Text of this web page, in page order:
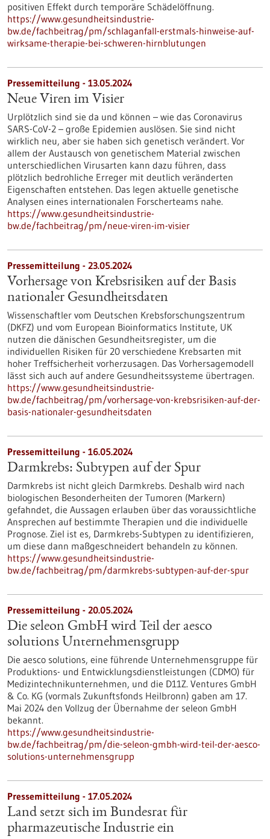
positiven Effekt durch temporäre Schädelöffnung.
https://www.gesundheitsindustrie-
bw.de/fachbeitrag/pm/schlaganfall-erstmals-hinweise-auf-
wirksame-therapie-bei-schweren-hirnblutungen
Pressemitteilung - 13.05.2024
Neue Viren im Visier
Urplötzlich sind sie da und können – wie das Coronavirus
SARS-CoV-2 – große Epidemien auslösen. Sie sind nicht
wirklich neu, aber sie haben sich genetisch verändert. Vor
allem der Austausch von genetischem Material zwischen
unterschiedlichen Virusarten kann dazu führen, dass
plötzlich bedrohliche Erreger mit deutlich veränderten
Eigenschaften entstehen. Das legen aktuelle genetische
Analysen eines internationalen Forscherteams nahe.
https://www.gesundheitsindustrie-
bw.de/fachbeitrag/pm/neue-viren-im-visier
Pressemitteilung - 23.05.2024
Vorhersage von Krebsrisiken auf der Basis
nationaler Gesundheitsdaten
Wissenschaftler vom Deutschen Krebsforschungszentrum
(DKFZ) und vom European Bioinformatics Institute, UK
nutzen die dänischen Gesundheitsregister, um die
individuellen Risiken für 20 verschiedene Krebsarten mit
hoher Treffsicherheit vorherzusagen. Das Vorhersagemodell
lässt sich auch auf andere Gesundheitssysteme übertragen.
https://www.gesundheitsindustrie-
bw.de/fachbeitrag/pm/vorhersage-von-krebsrisiken-auf-der-
basis-nationaler-gesundheitsdaten
Pressemitteilung - 16.05.2024
Darmkrebs: Subtypen auf der Spur
Darmkrebs ist nicht gleich Darmkrebs. Deshalb wird nach
biologischen Besonderheiten der Tumoren (Markern)
gefahndet, die Aussagen erlauben über das voraussichtliche
Ansprechen auf bestimmte Therapien und die individuelle
Prognose. Ziel ist es, Darmkrebs-Subtypen zu identifizieren,
um diese dann maßgeschneidert behandeln zu können.
https://www.gesundheitsindustrie-
bw.de/fachbeitrag/pm/darmkrebs-subtypen-auf-der-spur
Pressemitteilung - 20.05.2024
Die seleon GmbH wird Teil der aesco
solutions Unternehmensgrupp
Die aesco solutions, eine führende Unternehmensgruppe für
Produktions- und Entwicklungsdienstleistungen (CDMO) für
Medizintechnikunternehmen, und die D11Z. Ventures GmbH
& Co. KG (vormals Zukunftsfonds Heilbronn) gaben am 17.
Mai 2024 den Vollzug der Übernahme der seleon GmbH
bekannt.
https://www.gesundheitsindustrie-
bw.de/fachbeitrag/pm/die-seleon-gmbh-wird-teil-der-aesco-
solutions-unternehmensgrupp
Pressemitteilung - 17.05.2024
Land setzt sich im Bundesrat für
pharmazeutische Industrie ein